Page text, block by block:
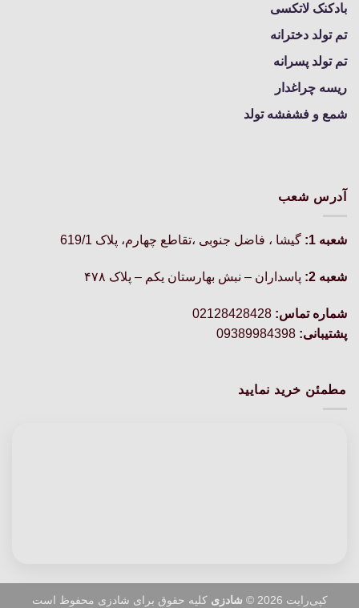
بادکنک لاتکسی
تم تولد دخترانه
تم تولد پسرانه
ریسه چراغدار
شمع و فشفشه تولد
آدرس شعب
شعبه 1: گيشا ، فاضل جنوبی ،تقاطع چهارم، پلاک 619/1
شعبه 2: پاسداران – نبش بهارستان یکم – پلاک ۴۷۸
شماره تماس:
پشتیبانی:
مطمئن خرید نمایید
کپی‌رایت 2026 © شادزی کلیه حقوق برای شادزی محفوظ است